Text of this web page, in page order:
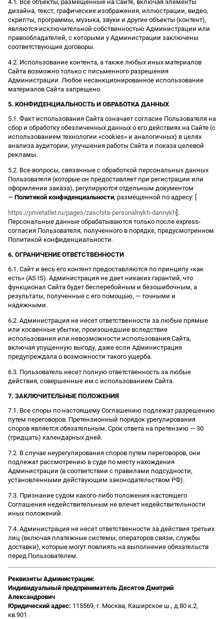
4.1. Все объекты, размещенные на Сайте, включая элементы
дизайна, текст, графические изображения, иллюстрации, видео,
скрипты, программы, музыка, звуки и другие объекты (контент),
являются исключительной собственностью Администрации или
правообладателей, с которыми у Администрации заключены
соответствующие договоры.
4.2. Использование контента, а также любых иных материалов
Сайта возможно только с письменного разрешения
Администрации. Любое несанкционированное использование
материалов Сайта запрещено.
5. КОНФИДЕНЦИАЛЬНОСТЬ И ОБРАБОТКА ДАННЫХ
5.1. Факт использования Сайта означает согласие Пользователя на
сбор и обработку обезличенных данных о его действиях на Сайте (с
использованием технологии «cookies» и аналогичных) в целях
анализа аудитории, улучшения работы Сайта и показа целевой
рекламы.
5.2. Все вопросы, связанные с обработкой персональных данных
Пользователя (которые он предоставляет при регистрации или
оформлении заказа), регулируются отдельным документом
— Политикой конфиденциальности, размещенной по адресу: [
https://privetatlet.ru/pages/zaschita-personalnykh-dannykh].
Персональные данные обрабатываются только после express-
согласия Пользователя, полученного в порядке, предусмотренном
Политикой конфиденциальности.
6. ОГРАНИЧЕНИЕ ОТВЕТСТВЕННОСТИ
6.1. Сайт и весь его контент предоставляются по принципу «как
есть» (AS IS). Администрация не дает никаких гарантий, что
функционал Сайта будет бесперебойным и безошибочным, а
результаты, полученные с его помощью, — точными и
надежными.
6.2. Администрация не несет ответственности за любые прямые
или косвенные убытки, произошедшие вследствие
использования или невозможности использования Сайта,
включая упущенную выгоду, даже если Администрация
предупреждала о возможности такого ущерба.
6.3. Пользователь несет полную ответственность за любые
действия, совершенные им с использованием Сайта.
7. ЗАКЛЮЧИТЕЛЬНЫЕ ПОЛОЖЕНИЯ
7.1. Все споры по настоящему Соглашению подлежат разрешению
путем переговоров. Претензионный порядок урегулирования
споров является обязательным. Срок ответа на претензию — 30
(тридцать) календарных дней.
7.2. В случае неурегулирования споров путем переговоров, они
подлежат рассмотрению в суде по месту нахождения
Администрации (в соответствии с правилами подсудности,
установленными действующим законодательством РФ).
7.3. Признание судом какого-либо положения настоящего
Соглашения недействительным не влечет недействительности
иных положений.
7.4. Администрация не несет ответственности за действия третьих
лиц (включая платежные системы, операторов связи, службы
доставки), которые могут повлиять на выполнение обязательств
перед Пользователем.
Реквизиты Администрации:
Индивидуальный предприниматель Десятов Дмитрий
Александрович
Юридический адрес: 115569, г. Москва, Каширское ш., д.80 к.2,
кв.901